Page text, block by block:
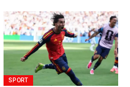
SPORT